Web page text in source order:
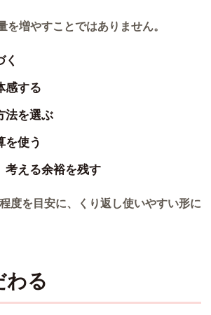
を増やすことではありません。
感する
法を選ぶ
を使う
考える余裕を残す
度を目安に、くり返し使いやすい形に
わる